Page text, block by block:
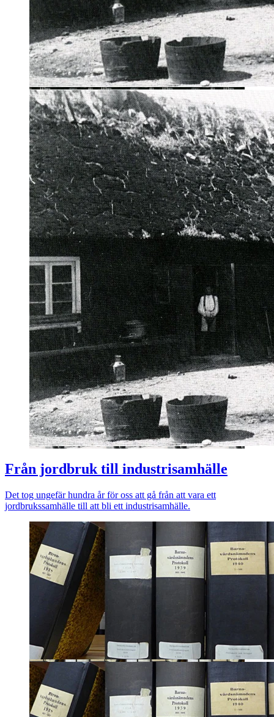
Från jordbruk till industrisamhälle
Det tog ungefär hundra år för oss att gå från att vara ett
jordbrukssamhälle till att bli ett industrisamhälle.